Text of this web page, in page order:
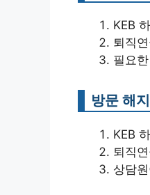
KEB
퇴직
필요
방문 해지
KEB
퇴직
상담